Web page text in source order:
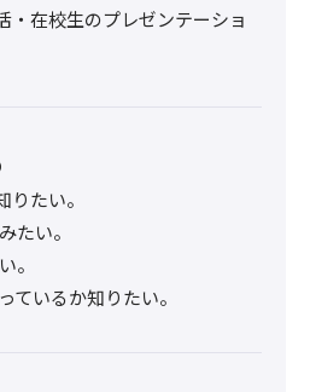
・在校生のプレゼンテーショ
たい。
たい。
。
ているか知りたい。